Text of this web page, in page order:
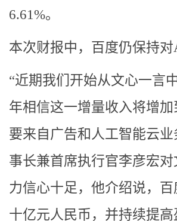
6.61%。
本次财报中，百度仍保持
“近期我们开始从文心一言
年相信这一增量收入将增
要来自广告和人工智能云
事长兼首席执行官李彦宏
力信心十足，他介绍说，
十亿元人民币，并持续提高